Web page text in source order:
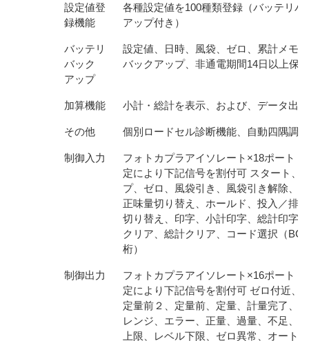
設定値登
録機能
各種設定値を100種類登録（バッテリバ
アップ付き）
バッテリ
バック
アップ
設定値、日時、風袋、ゼロ、累計メモ
バックアップ、非通電期間14日以上保持
加算機能 小計・総計を表示、および、データ出力
その他 個別ロードセル診断機能、自動四隅調
制御入力
フォトカプラアイソレート×18ポート
定により下記信号を割付可 スタート、
プ、ゼロ、風袋引き、風袋引き解除、
正味量切り替え、ホールド、投入／排
切り替え、印字、小計印字、総計印字
クリア、総計クリア、コード選択（
桁）
制御出力
フォトカプラアイソレート×16ポート
定により下記信号を割付可 ゼロ付近、
定量前２、定量前、定量、計量完了、
レンジ、エラー、正量、過量、不足、
上限、レベル下限、ゼロ異常、オート